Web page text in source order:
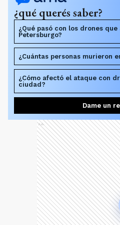
¿qué querés saber?
¿Qué pasó con los drones que
Petersburgo?
¿Cuántas personas murieron
¿Cómo afectó el ataque con
ciudad?
Dame un
Ads